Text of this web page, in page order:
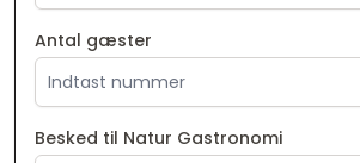
Antal gæster
Besked til Natur Gastronomi